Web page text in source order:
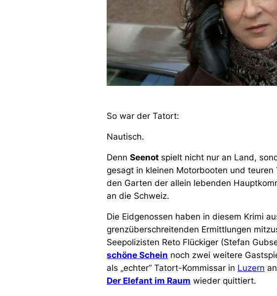
So war der Tatort:
Nautisch.
Denn Seenot spielt nicht nur an Land,
gesagt in kleinen Motorbooten und
den Garten der allein lebenden
an die Schweiz.
Die Eidgenossen haben in diesem Krimi
grenzüberschreitenden Ermittlungen
Seepolizisten Reto Flückiger (Stefan
schöne Schein noch zwei weitere
als „echter“ Tatort-Kommissar in Luzern
Der Elefant im Raum wieder quittiert.